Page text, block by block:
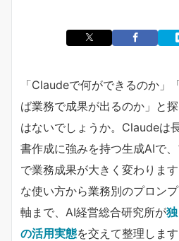
「Claudeで何ができるのか」
ば業務で成果が出るのか」と
はないでしょうか。Claudeは
書作成に強みを持つ生成AIで
で業務成果が大きく変わりま
な使い方から業務別のプロン
軸まで、AI経営総合研究所が
の活用実態を交えて整理します